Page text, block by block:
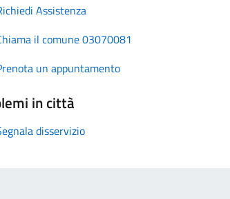
Assistenza
il comune 03070081
un appuntamento
in città
disservizio